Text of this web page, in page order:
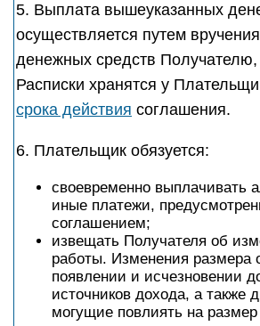
5. Выплата вышеуказанных
осуществляется путем
денежных средств Получателю,
Расписки хранятся у
срока действия соглашения.
6. Плательщик обязуется:
своевременно выплачивать
иные платежи,
соглашением;
извещать Получателя об
работы. Изменения размера
появлении и исчезновении
источников дохода, а также
могущие повлиять на